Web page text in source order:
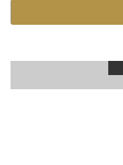
登山杖